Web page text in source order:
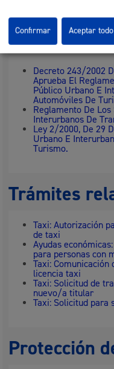
Normativa
Decreto 243/2002
Aprueba El
Público Urbano E
Automóviles De
Reglamento De
Interurbanos De
Ley 2/2000, De 29
Urbano E
Turismo.
Trámites
Taxi: Autorización
de taxi
Ayudas
para personas con
Taxi:
licencia taxi
Taxi: Solicitud de
nuevo/a titular
Taxi: Solicitud para
Protección
Confirmar Aceptar todo